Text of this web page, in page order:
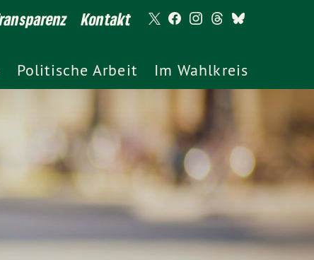
Kontakt
Politische Arbeit Im Wahlkreis